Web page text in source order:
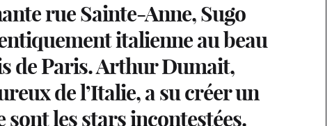
rue Sainte-Anne, Sugo
italienne au beau
de Paris. Arthur Dumait,
de l’Italie, a su créer un
sont les stars incontestées.